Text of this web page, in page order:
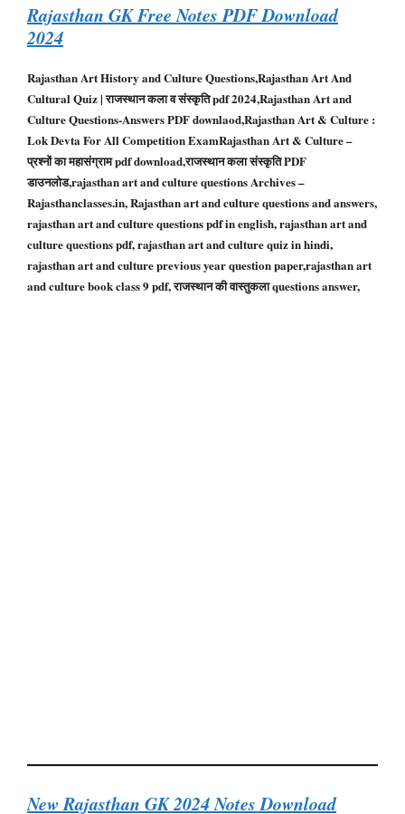
Rajasthan GK Free Notes PDF Download
2024
Rajasthan Art History and Culture Questions,Rajasthan Art And
Cultural Quiz | राजस्थान कला व संस्कृति pdf 2024,Rajasthan Art and
Culture Questions-Answers PDF downlaod,Rajasthan Art & Culture :
Lok Devta For All Competition ExamRajasthan Art & Culture –
प्रश्नों का महासंग्राम pdf download,राजस्थान कला संस्कृति PDF
डाउनलोड,rajasthan art and culture questions Archives –
Rajasthanclasses.in, Rajasthan art and culture questions and answers,
rajasthan art and culture questions pdf in english, rajasthan art and
culture questions pdf, rajasthan art and culture quiz in hindi,
rajasthan art and culture previous year question paper,rajasthan art
and culture book class 9 pdf, राजस्थान की वास्तुकला questions answer,
New Rajasthan GK 2024 Notes Download